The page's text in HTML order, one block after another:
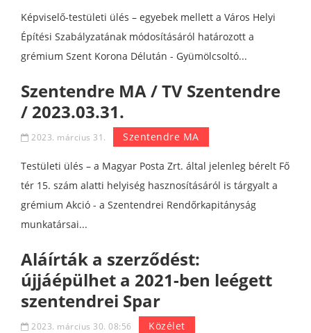
Képviselő-testületi ülés – egyebek mellett a Város Helyi
Építési Szabályzatának módosításáról határozott a
grémium Szent Korona Délután - Gyümölcsoltó...
Szentendre MA / TV Szentendre
/ 2023.03.31.
2023. március 31. Szentendre MA
Testületi ülés – a Magyar Posta Zrt. által jelenleg bérelt Fő
tér 15. szám alatti helyiség hasznosításáról is tárgyalt a
grémium Akció - a Szentendrei Rendőrkapitányság
munkatársai...
Aláírták a szerződést:
újjáépülhet a 2021-ben leégett
szentendrei Spar
2023. március 30. 08:56 Közélet